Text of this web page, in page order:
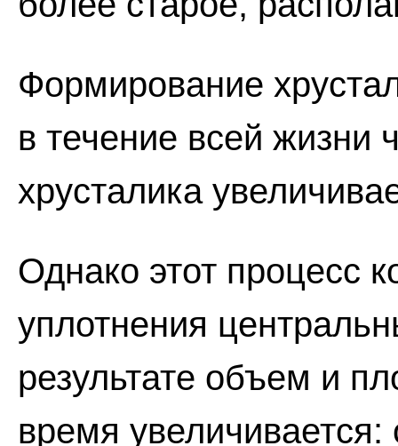
Формирование
в течение всей жизни
хрусталика
Однако этот процесс
уплотнения
результате объем и
время увеличивается: